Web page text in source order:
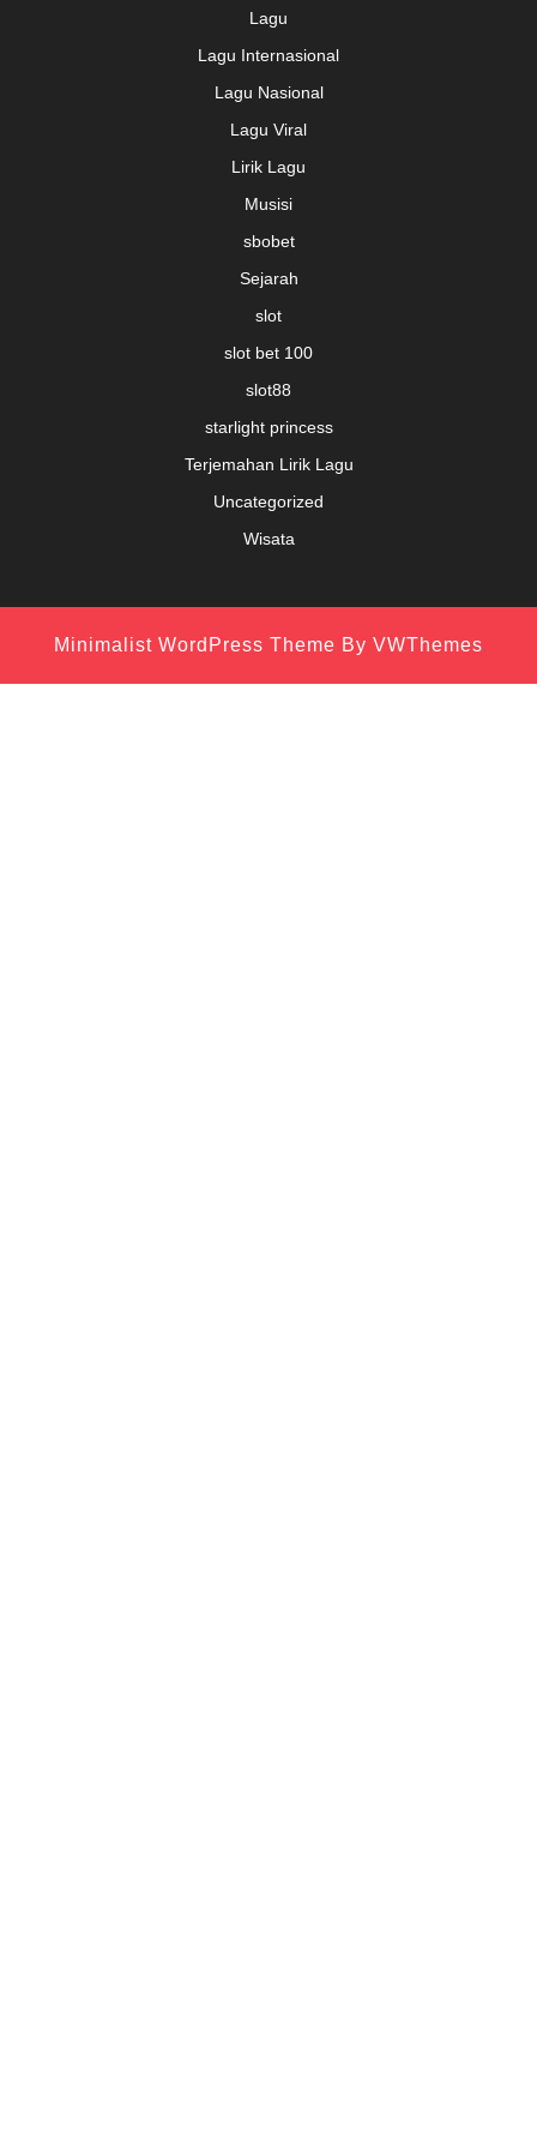
Lagu
Lagu Internasional
Lagu Nasional
Lagu Viral
Lirik Lagu
Musisi
sbobet
Sejarah
slot
slot bet 100
slot88
starlight princess
Terjemahan Lirik Lagu
Uncategorized
Wisata
Minimalist WordPress Theme By VWThemes